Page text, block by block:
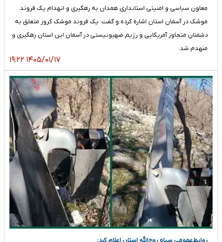
معاون سیاسی و امنیتی استانداری همدان به رهگیری و انهدام یک فروند
موشک در آسمان استان اشاره کرده و گفت: یک فروند موشک کروز متعلق به
دشمنان متجاوز آمریکایی و رژیم صهیونیستی در آسمان این استان رهگیری و
منهدم شد.
۱۴۰۵/۰۱/۱۷ ۱۹:۲۲
روابط‌عمومی سپاه روح‌الله استان اعلام کرد: